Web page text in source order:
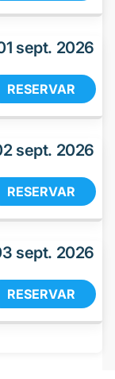
sept. 2026
RESERVAR
sept. 2026
RESERVAR
sept. 2026
RESERVAR